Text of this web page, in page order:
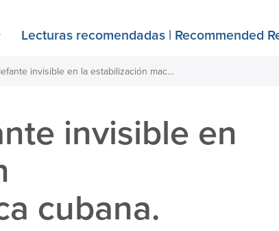
Lecturas recomendadas | Recommended
GAESA, el elefante invisible en la estabilización macroeconómica cubana.
invisible en
cubana.